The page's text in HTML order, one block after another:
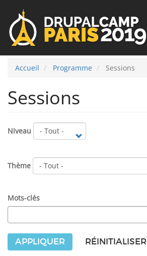
Accueil Programme Sessions
Sessions
Niveau
Thème
Mots-clés
APPLIQUER RÉINITIALISER